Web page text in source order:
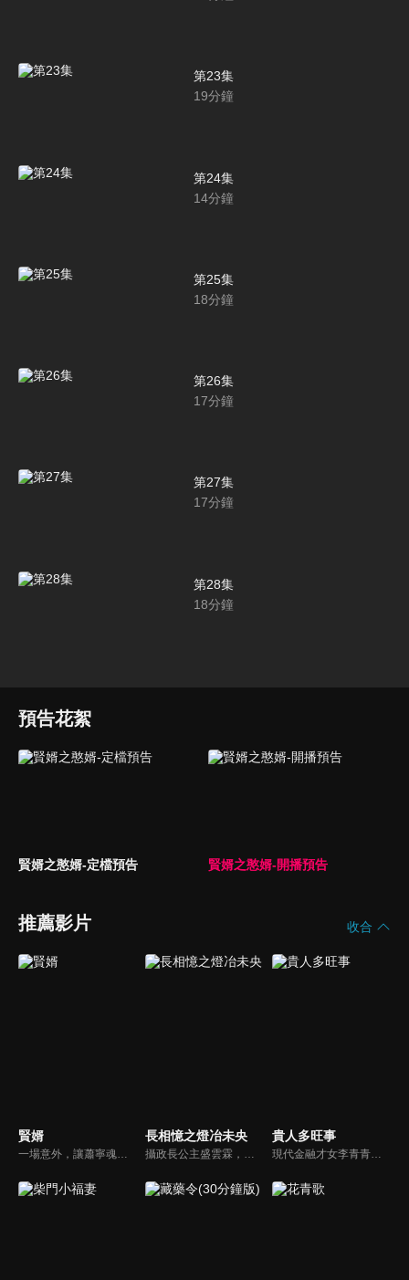
第23集
19分鐘
第24集
14分鐘
第25集
18分鐘
第26集
17分鐘
第27集
17分鐘
第28集
18分鐘
預告花絮
賢婿之憨婿-定檔預告 賢婿之憨婿-開播預告
推薦影片 收合
賢婿 長相憶之燈冶未央 貴人多旺事
現代金融才女李青青穿越古代，成為車騎將軍潘陽之妻。原想着安穩度日，豈料平靜不過三載，夫君竟攜外室李沐顏一同歸家。與此同時，一樁李家身世互換的秘聞亦隨之曝光—李沐顏才是真正的李家千金。面對夫君與身份的雙重背棄，李青青從容化解後宅鬧劇，憑藉現代金融智慧，一步步闖出屬於自己的逆襲之路。